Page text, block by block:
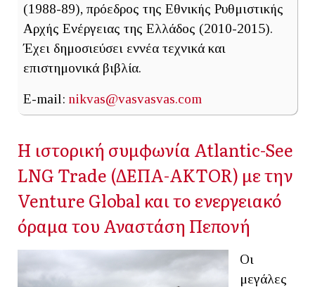
(1988-89), πρόεδρος της Εθνικής Ρυθμιστικής
Αρχής Ενέργειας της Ελλάδος (2010-2015).
Έχει δημοσιεύσει εννέα τεχνικά και
επιστημονικά βιβλία.
E-mail: nikvas@vasvasvas.com
Η ιστορική συμφωνία Atlantic-See
LNG Trade (ΔΕΠΑ-ΑΚTOR) με την
Venture Global και το ενεργειακό
όραμα του Αναστάση Πεπονή
Οι
μεγάλες